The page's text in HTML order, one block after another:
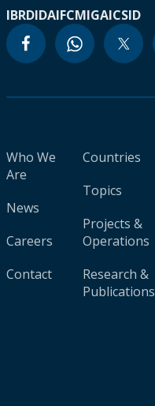
IBRDIDAIFCMIGAICSID
Who We
Are
News
Careers
Contact
Countries
Topics
Projects &
Operations
Research &
Publications